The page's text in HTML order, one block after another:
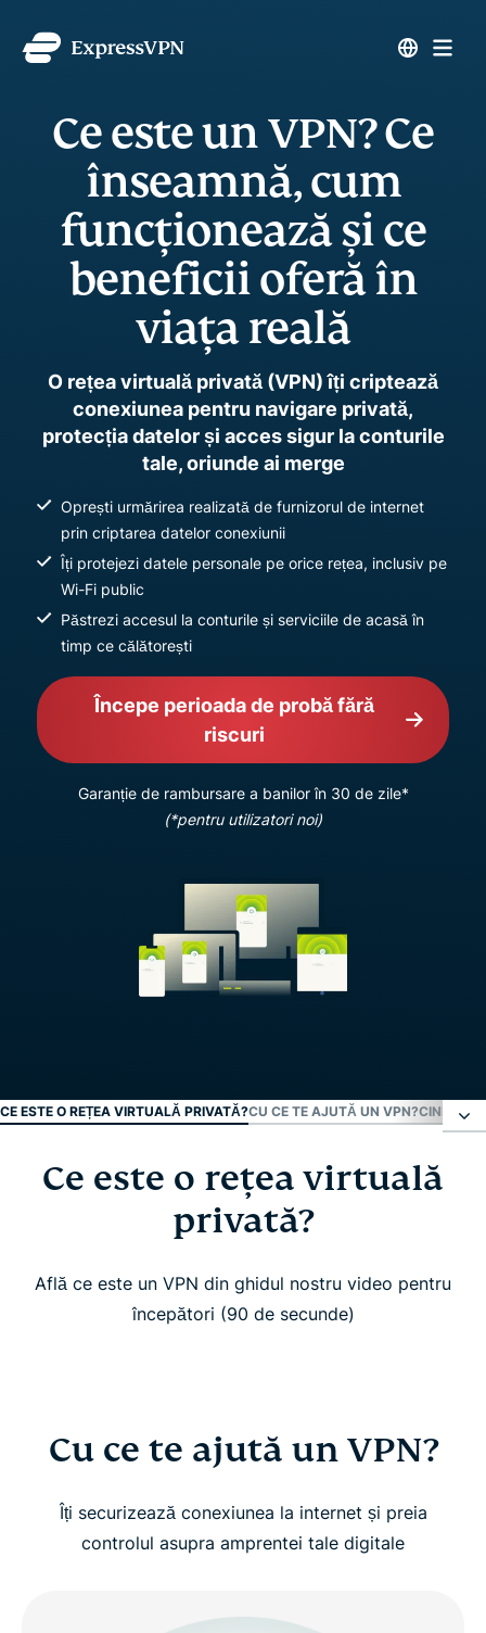
Ce este un VPN? Ce
înseamnă, cum
funcționează și ce
beneficii oferă în
viața reală
O rețea virtuală privată (VPN) îți criptează
conexiunea pentru navigare privată,
protecția datelor și acces sigur la conturile
tale, oriunde ai merge
Oprești urmărirea realizată de furnizorul de internet
prin criptarea datelor conexiunii
Îți protejezi datele personale pe orice rețea, inclusiv pe
Wi-Fi public
Păstrezi accesul la conturile și serviciile de acasă în
timp ce călătorești
Începe perioada de probă fără
riscuri
Garanție de rambursare a banilor în 30 de zile*
(*pentru utilizatori noi)
CE ESTE O REȚEA VIRTUALĂ PRIVATĂ?CU CE TE AJUTĂ UN VPN?CINE AR
Ce este o rețea virtuală privată?
Cu ce te ajută un VPN?
Cine ar trebui să folosească un VPN?
Cum funcționează un VPN?
Tipuri de VPN-uri, explicate
Ce este o rețea virtuală
privată?
Află ce este un VPN din ghidul nostru video pentru
începători (90 de secunde)
Cu ce te ajută un VPN?
Îți securizează conexiunea la internet și preia
controlul asupra amprentei tale digitale